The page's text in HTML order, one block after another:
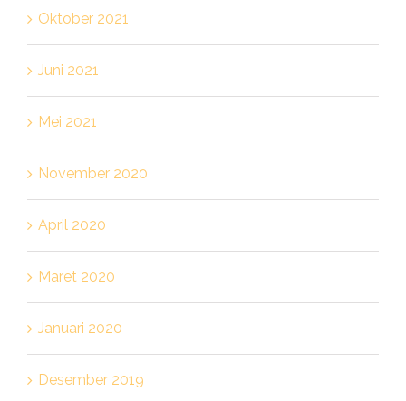
Oktober 2021
Juni 2021
Mei 2021
November 2020
April 2020
Maret 2020
Januari 2020
Desember 2019